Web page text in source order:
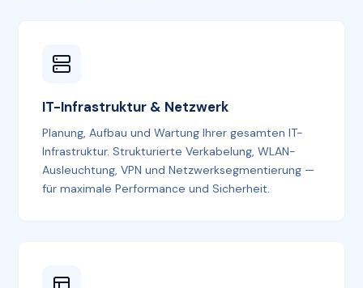
IT-Infrastruktur & Netzwerk
Planung, Aufbau und Wartung Ihrer gesamten IT-
Infrastruktur. Strukturierte Verkabelung, WLAN-
Ausleuchtung, VPN und Netzwerksegmentierung —
für maximale Performance und Sicherheit.